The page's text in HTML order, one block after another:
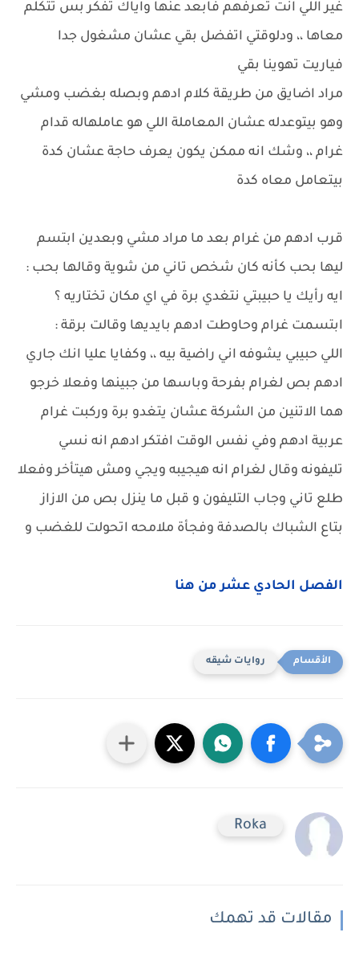
غير اللي انت تعرفهم فابعد عنها واياك تفكر بس تتكلم
معاها ،، ودلوقتي اتفضل بقي عشان مشغول جدا
فياريت تهوينا بقي
مراد اضايق من طريقة كلام ادهم وبصله بغضب ومشي
وهو بيتوعدله عشان المعاملة اللي هو عاملهاله قدام
غرام ،، وشك انه ممكن يكون يعرف حاجة عشان كدة
بيتعامل معاه كدة
قرب ادهم من غرام بعد ما مراد مشي وبعدين ابتسم
ليها بحب كأنه كان شخص تاني من شوية وقالها بحب :
ايه رأيك يا حبيبتي نتغدي برة في اي مكان تختاريه ؟
ابتسمت غرام وحاوطت ادهم بايديها وقالت برقة :
اللي حبيبي يشوفه اني راضية بيه ،، وكفايا عليا انك جاري
ادهم بص لغرام بفرحة وباسها من جبينها وفعلا خرجو
هما الاتنين من الشركة عشان يتغدو برة وركبت غرام
عربية ادهم وفي نفس الوقت افتكر ادهم انه نسي
تليفونه وقال لغرام انه هيجيبه ويجي ومش هيتأخر وفعلا
طلع تاني وجاب التليفون و قبل ما ينزل بص من الازاز
بتاع الشباك بالصدفة وفجأة ملامحه اتحولت للغضب و
الفصل الحادي عشر من هنا
روايات شيقه
Roka
مقالات قد تهمك